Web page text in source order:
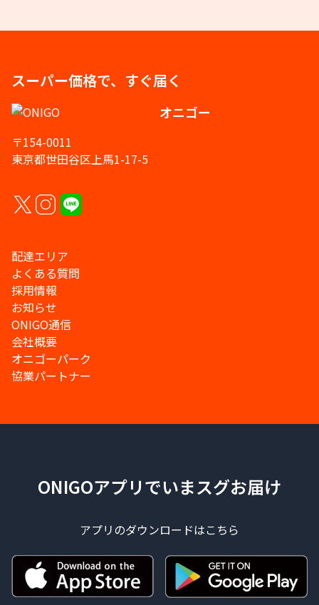
スーパー価格で、すぐ届く
オニゴー
〒154-0011
東京都世田谷区上馬1-17-5
配達エリア
よくある質問
採用情報
お知らせ
ONIGO通信
会社概要
オニゴーパーク
協業パートナー
ONIGOアプリでいまスグお届け
アプリのダウンロードはこちら